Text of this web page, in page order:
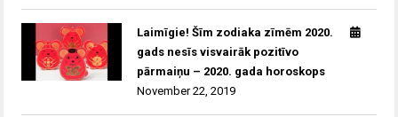
Laimīgie! Šīm zodiaka zīmēm 2020.
gads nesīs visvairāk pozitīvo
pārmaiņu – 2020. gada horoskops
November 22, 2019